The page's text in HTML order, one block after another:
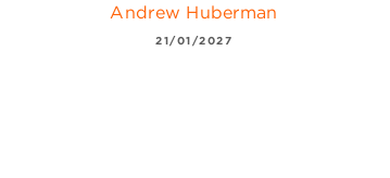
Andrew Huberman
21/01/2027